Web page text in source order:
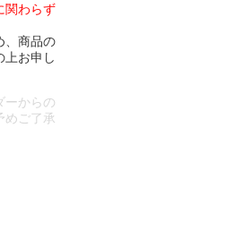
関わらず
、商品の
上お申し
ーからの
めご了承